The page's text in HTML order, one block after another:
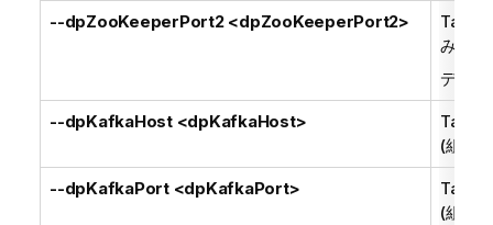
--dpZooKeeperPort2 <dpZooKeeperPort2>
み込
デフ
--dpKafkaHost <dpKafkaHost>
(組み
--dpKafkaPort <dpKafkaPort>
(組み